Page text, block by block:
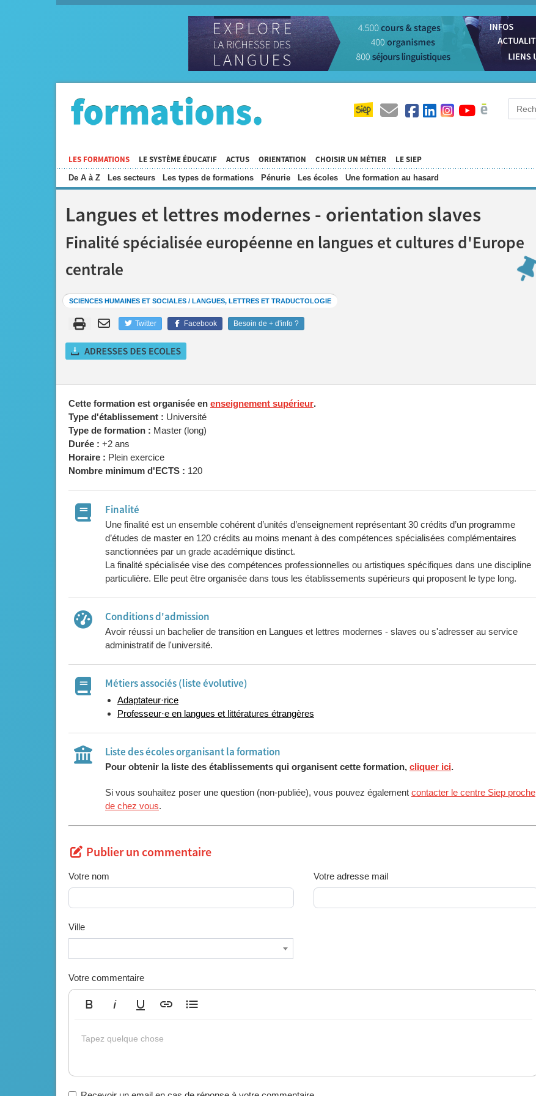
LES FORMATIONS
De A à Z Les secteurs Les types de formations Pénurie Les écoles Une formation au hasard
LE SYSTÈME ÉDUCATIF ACTUS ORIENTATION CHOISIR UN MÉTIER LE SIEP
Langues et lettres modernes - orientation slaves
Finalité spécialisée européenne en langues et cultures d'Europe
centrale
SCIENCES HUMAINES ET SOCIALES / LANGUES, LETTRES ET TRADUCTOLOGIE
Twitter Facebook Besoin de + d'info ?
Cette formation est organisée en enseignement supérieur.
Type d'établissement : Université
Type de formation : Master (long)
Durée : +2 ans
Horaire : Plein exercice
Nombre minimum d'ECTS : 120
Finalité
Une finalité est un ensemble cohérent d’unités d’enseignement représentant 30 crédits d’un programme
d’études de master en 120 crédits au moins menant à des compétences spécialisées complémentaires
sanctionnées par un grade académique distinct.
La finalité spécialisée vise des compétences professionnelles ou artistiques spécifiques dans une discipline
particulière. Elle peut être organisée dans tous les établissements supérieurs qui proposent le type long.
Conditions d'admission
Avoir réussi un bachelier de transition en Langues et lettres modernes - slaves ou s'adresser au service
administratif de l'université.
Métiers associés (liste évolutive)
Adaptateur·rice
Professeur·e en langues et littératures étrangères
Liste des écoles organisant la formation
Pour obtenir la liste des établissements qui organisent cette formation, cliquer ici.
Si vous souhaitez poser une question (non-publiée), vous pouvez également contacter le centre Siep proche
de chez vous.
Publier un commentaire
Votre nom Votre adresse mail
Ville
Votre commentaire
Tapez quelque chose